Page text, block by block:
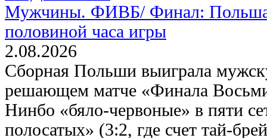
Мужчины. ФИВБ/ Финал:
половиной часа игры
2.08.2026
Сборная Польши выиграла
решающем матче «Финала
Нинбо «бяло-червоные» в пяти
полосатых» (3:2, где счет тай-